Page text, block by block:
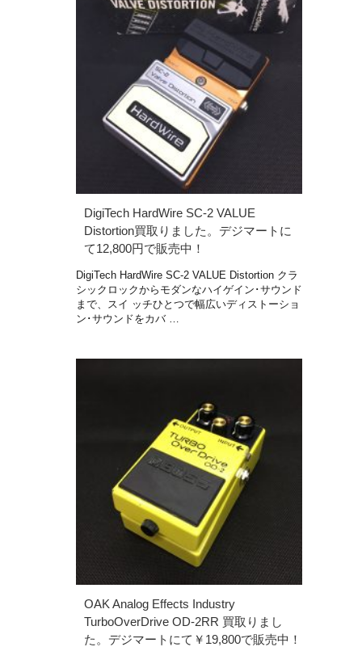
DigiTech HardWire SC-2 VALUE
Distortion買取りました。デジマートに
て12,800円で販売中！
DigiTech HardWire SC-2 VALUE Distortion クラ
シックロックからモダンなハイゲイン･サウンド
まで、スイ ッチひとつで幅広いディストーショ
ン･サウンドをカバ …
OAK Analog Effects Industry
TurboOverDrive OD-2RR 買取りまし
た。デジマートにて￥19,800で販売中！